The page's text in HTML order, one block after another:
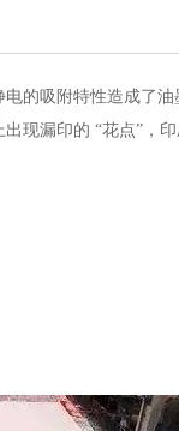
的吸附特性造成了
出现漏印的 “花点”，